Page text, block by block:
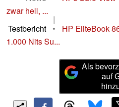
zwar hell, ...
|
Testbericht
•
HP EliteBook
1.000 Nits Su...
Als
auf